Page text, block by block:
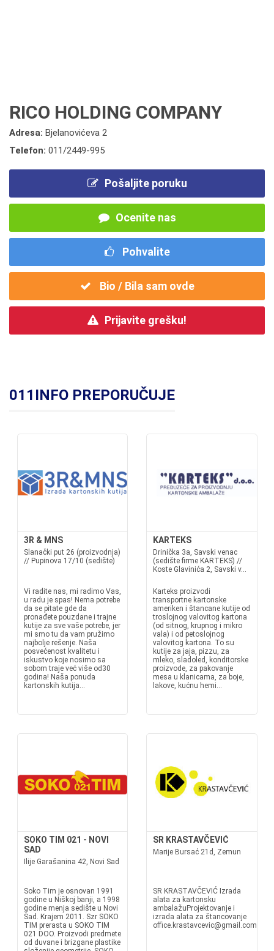
RICO HOLDING COMPANY
Adresa: Bjelanovićeva 2
Telefon: 011/2449-995
Pošaljite poruku
Ocenite nas
Pohvalite
Bio / Bila sam ovde
Prijavite grešku!
011INFO PREPORUČUJE
3R & MNS
Slanački put 26 (proizvodnja)
// Pupinova 17/10 (sedište)
Vi radite nas, mi radimo Vas,
u radu je spas! Nema potrebe
da se pitate gde da
pronađete pouzdane i trajne
kutije za sve vaše potrebe, jer
mi smo tu da vam pružimo
najbolje rešenje. Naša
posvećenost kvalitetu i
iskustvo koje nosimo sa
sobom traje već više od30
godina! Naša ponuda
kartonskih kutija...
KARTEKS
Drinička 3a, Savski venac
(sedište firme KARTEKS) //
Koste Glavinića 2, Savski v...
Karteks proizvodi
transportne kartonske
ameriken i štancane kutije od
troslojnog valovitog kartona
(od sitnog, krupnog i mikro
vala) i od petoslojnog
valovitog kartona. To su
kutije za jaja, pizzu, za
mleko, sladoled, konditorske
proizvode, za pakovanje
mesa u klanicama, za boje,
lakove, kućnu hemi...
SOKO TIM 021 - NOVI
SAD
Ilije Garašanina 42, Novi Sad
Soko Tim je osnovan 1991
godine u Niškoj banji, a 1998
godine menja sedište u Novi
Sad. Krajem 2011. Szr SOKO
TIM prerasta u SOKO TIM
021 DOO. Proizvodi predmete
od duvane i brizgane plastike
SR KRASTAVČEVIĆ
Marije Bursać 21d, Zemun
SR KRASTAVČEVIĆ Izrada
alata za kartonsku
ambalažuProjektovanje i
izrada alata za štancovanje
office.krastavcevic@gmail.com